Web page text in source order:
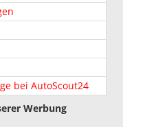
bei AutoScout24
Werbung